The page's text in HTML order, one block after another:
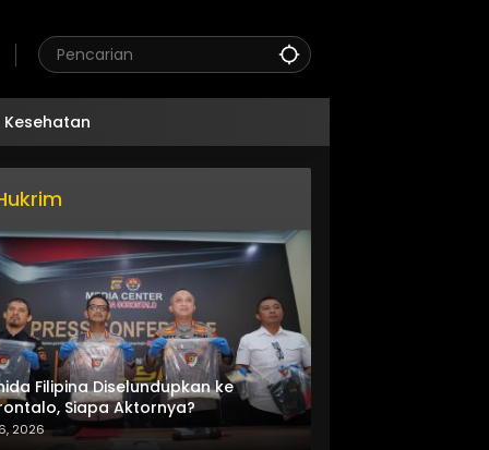
Kesehatan
Filipina Diselundupkan ke
Siapa Aktornya?
2026